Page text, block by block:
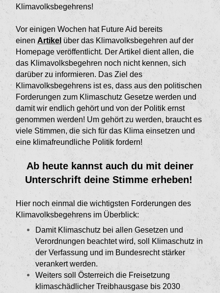
Klimavolksbegehrens!
Vor einigen Wochen hat Future Aid bereits
einen Artikel über das Klimavolksbegehren auf der
Homepage veröffentlicht. Der Artikel dient allen, die
das Klimavolksbegehren noch nicht kennen, sich
darüber zu informieren. Das Ziel des
Klimavolksbegehrens ist es, dass aus den politischen
Forderungen zum Klimaschutz Gesetze werden und
damit wir endlich gehört und von der Politik ernst
genommen werden! Um gehört zu werden, braucht es
viele Stimmen, die sich für das Klima einsetzen und
eine klimafreundliche Politik fordern!
Ab heute kannst auch du mit deiner
Unterschrift deine Stimme erheben!
Hier noch einmal die wichtigsten Forderungen des
Klimavolksbegehrens im Überblick:
Damit Klimaschutz bei allen Gesetzen und
Verordnungen beachtet wird, soll Klimaschutz in
der Verfassung und im Bundesrecht stärker
verankert werden.
Weiters soll Österreich die Freisetzung
klimaschädlicher Treibhausgase bis 2030